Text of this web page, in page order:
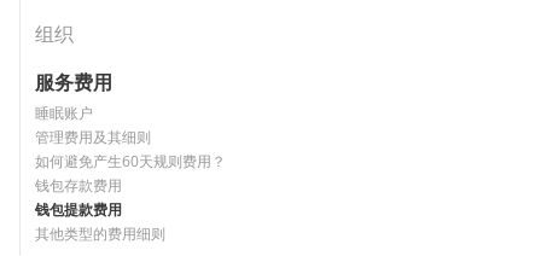
组织
服务费用
睡眠账户
管理费用及其细则
如何避免产生60天规则费用？
钱包存款费用
钱包提款费用
其他类型的费用细则